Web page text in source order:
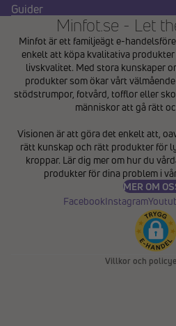
Guider
Minfot.se - Let
Minfot är ett familjeägt e-
enkelt att köpa kvalitativa
livskvalitet. Med stora kunskaper
produkter som ökar vårt
stödstrumpor, fotvård, tofflor eller
människor att gå rätt
Visionen är att göra det enkelt att,
rätt kunskap och rätt produkter för
kroppar. Lär dig mer om hur du
produkter för dina problem i
MER OM
FacebookInstagram
Villkor och
Återbetalningspolicy
Användarvillkor
Fraktpolicy
Kontaktinformation
Avbeställningspolicy
Rättsligt meddelande